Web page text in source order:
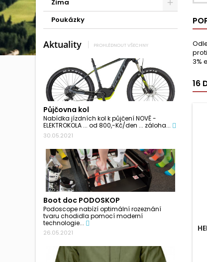
Zima
Poukázky
Aktuality PROHLÉDNOUT VŠECHNY
Půjčovna kol
Nabídka jízdních kol k půjčení NOVĚ -
ELEKTROKOLA ... od 800,-Kč/den ... záloha...
30.05.2021
Boot doc PODOSKOP
Podoscope nabízí optimální rozeznání
tvaru chodidla pomocí moderní
technologie...
26.05.2021
3%
16